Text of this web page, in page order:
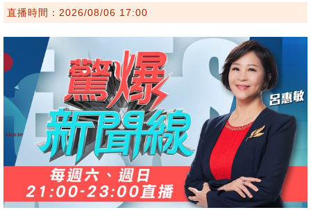
直播時間：2026/08/06 17:00